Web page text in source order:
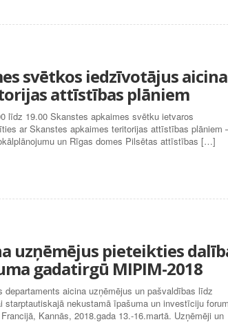
svētkos iedzīvotājus aicina
attīstības plāniem
līdz 19.00 Skanstes apkaimes svētku ietvaros
ar Skanstes apkaimes teritorijas attīstības plāniem
un Rīgas domes Pilsētas attīstības […]
uzņēmējus pieteikties
gadatirgū MIPIM-2018
aicina uzņēmējus un pašvaldības līdz
starptautiskajā nekustamā īpašuma un investīciju
Kannās, 2018.gada 13.-16.martā. Uzņēmēji un